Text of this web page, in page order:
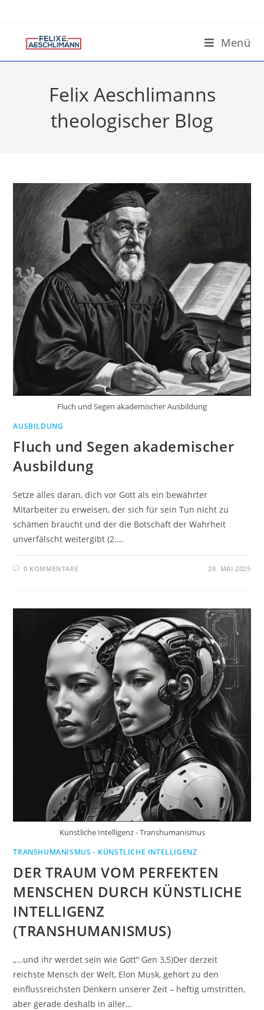
Menü
Felix Aeschlimanns
theologischer Blog
Fluch und Segen akademischer Ausbildung
AUSBILDUNG
Fluch und Segen akademischer
Ausbildung
Setze alles daran, dich vor Gott als ein bewährter
Mitarbeiter zu erweisen, der sich für sein Tun nicht zu
schämen braucht und der die Botschaft der Wahrheit
unverfälscht weitergibt (2.…
0 KOMMENTARE 28. MAI 2025
Künstliche Intelligenz - Transhumanismus
TRANSHUMANISMUS - KÜNSTLICHE INTELLIGENZ
DER TRAUM VOM PERFEKTEN
MENSCHEN DURCH KÜNSTLICHE
INTELLIGENZ
(TRANSHUMANISMUS)
„…und ihr werdet sein wie Gott“ Gen 3,5)Der derzeit
reichste Mensch der Welt, Elon Musk, gehört zu den
einflussreichsten Denkern unserer Zeit – heftig umstritten,
aber gerade deshalb in aller…